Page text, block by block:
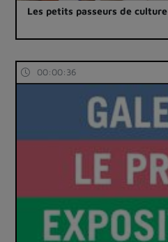
Les petits passeurs de culture
00:00:36